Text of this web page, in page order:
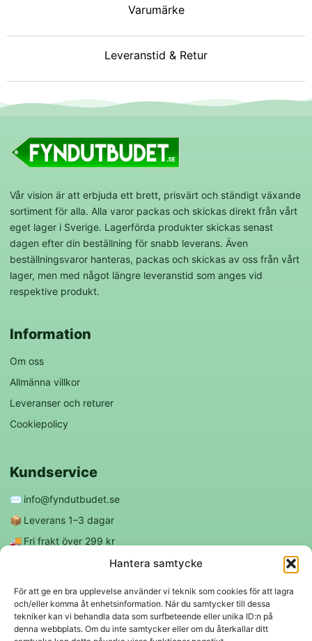
Hantera samtycke
För att ge en bra upplevelse använder vi teknik som cookies för att lagra
och/eller komma åt enhetsinformation. När du samtycker till dessa
tekniker kan vi behandla data som surfbeteende eller unika ID:n på
denna webbplats. Om du inte samtycker eller om du återkallar ditt
Varumärke
Leveranstid & Retur
Vår vision är att erbjuda ett brett, prisvärt och ständigt växande
sortiment för alla. Alla varor packas och skickas direkt från vårt
eget lager i Sverige. Lagerförda produkter skickas senast
dagen efter din beställning för snabb leverans. Även
beställningsvaror hanteras, packas och skickas av oss från vårt
lager, men med något längre leveranstid som anges vid
respektive produkt.
Information
Om oss
Allmänna villkor
Leveranser och returer
Cookiepolicy
Kundservice
✉️ info@fyndutbudet.se
📦 Leverans 1–3 dagar
🚚 Fri frakt över 299 kr
Följ oss